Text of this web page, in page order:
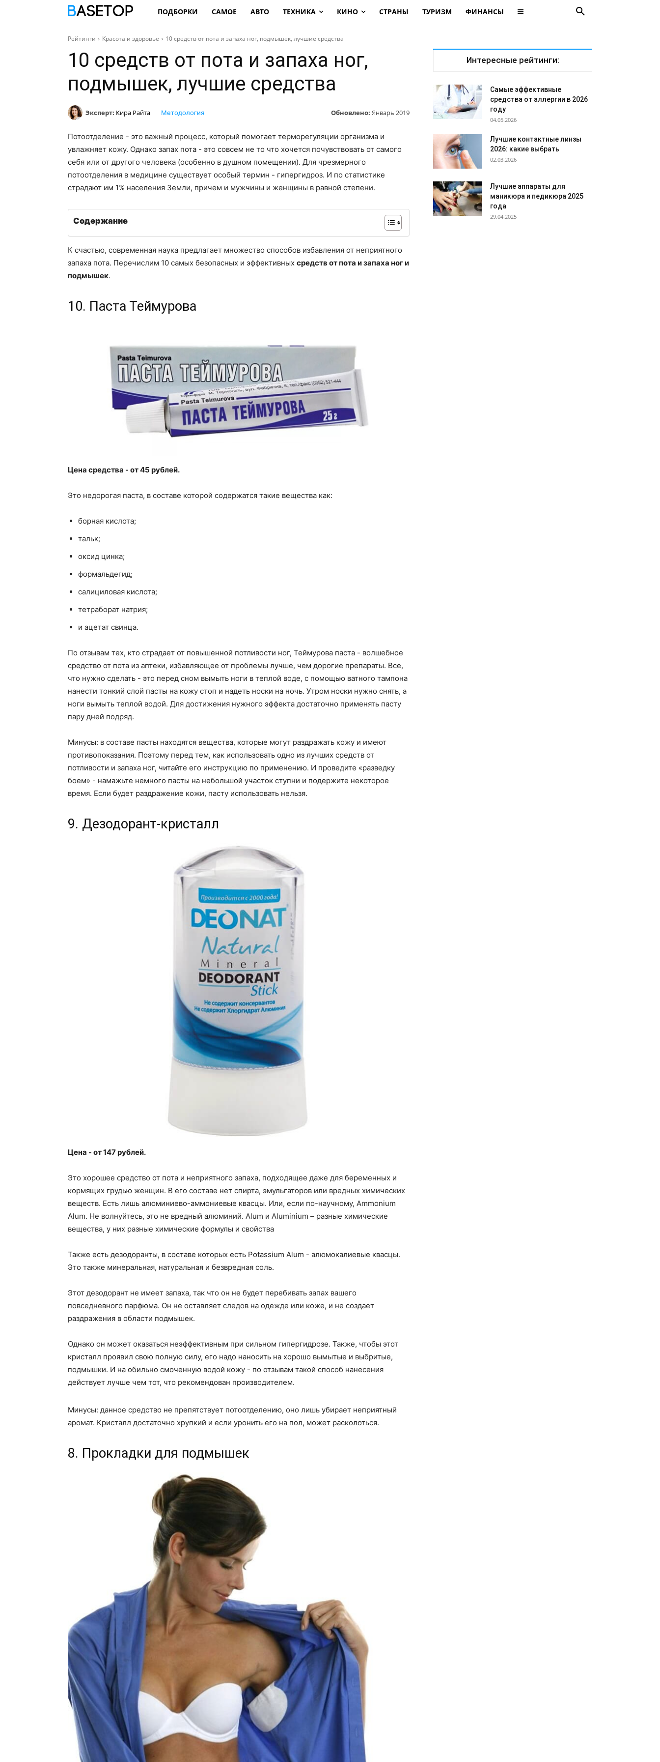
ПОДБОРКИ САМОЕ АВТО ТЕХНИКА КИНО СТРАНЫ ТУРИЗМ ФИНАНСЫ
Рейтинги Красота и здоровье 10 средств от пота и запаха ног, подмышек, лучшие средства
10 средств от пота и запаха ног,
подмышек, лучшие средства
Эксперт: Кира Райта Обновлено: Январь 2019
Методология
Потоотделение - это важный процесс, который помогает терморегуляции организма и
увлажняет кожу. Однако запах пота - это совсем не то что хочется почувствовать от самого
себя или от другого человека (особенно в душном помещении). Для чрезмерного
потоотделения в медицине существует особый термин - гипергидроз. И по статистике
страдают им 1% населения Земли, причем и мужчины и женщины в равной степени.
Содержание
К счастью, современная наука предлагает множество способов избавления от неприятного
запаха пота. Перечислим 10 самых безопасных и эффективных средств от пота и запаха ног и
подмышек.
10. Паста Теймурова
Цена средства - от 45 рублей.
Это недорогая паста, в составе которой содержатся такие вещества как:
борная кислота;
тальк;
оксид цинка;
формальдегид;
салициловая кислота;
тетраборат натрия;
и ацетат свинца.
По отзывам тех, кто страдает от повышенной потливости ног, Теймурова паста - волшебное
средство от пота из аптеки, избавляющее от проблемы лучше, чем дорогие препараты. Все,
что нужно сделать - это перед сном вымыть ноги в теплой воде, с помощью ватного тампона
нанести тонкий слой пасты на кожу стоп и надеть носки на ночь. Утром носки нужно снять, а
ноги вымыть теплой водой. Для достижения нужного эффекта достаточно применять пасту
пару дней подряд.
Минусы: в составе пасты находятся вещества, которые могут раздражать кожу и имеют
противопоказания. Поэтому перед тем, как использовать одно из лучших средств от
потливости и запаха ног, читайте его инструкцию по применению. И проведите «разведку
боем» - намажьте немного пасты на небольшой участок ступни и подержите некоторое
время. Если будет раздражение кожи, пасту использовать нельзя.
9. Дезодорант-кристалл
Цена - от 147 рублей.
Это хорошее средство от пота и неприятного запаха, подходящее даже для беременных и
кормящих грудью женщин. В его составе нет спирта, эмульгаторов или вредных химических
веществ. Есть лишь алюминиево-аммониевые квасцы. Или, если по-научному, Ammonium
Alum. Не волнуйтесь, это не вредный алюминий. Alum и Aluminium – разные химические
вещества, у них разные химические формулы и свойства
Также есть дезодоранты, в составе которых есть Potassium Alum - алюмокалиевые квасцы.
Это также минеральная, натуральная и безвредная соль.
Этот дезодорант не имеет запаха, так что он не будет перебивать запах вашего
повседневного парфюма. Он не оставляет следов на одежде или коже, и не создает
раздражения в области подмышек.
Однако он может оказаться неэффективным при сильном гипергидрозе. Также, чтобы этот
кристалл проявил свою полную силу, его надо наносить на хорошо вымытые и выбритые,
подмышки. И на обильно смоченную водой кожу - по отзывам такой способ нанесения
действует лучше чем тот, что рекомендован производителем.
Минусы: данное средство не препятствует потоотделению, оно лишь убирает неприятный
аромат. Кристалл достаточно хрупкий и если уронить его на пол, может расколоться.
8. Прокладки для подмышек
Интересные рейтинги:
Самые эффективные
средства от аллергии в 2026
году
04.05.2026
Лучшие контактные линзы
2026: какие выбрать
02.03.2026
Лучшие аппараты для
маникюра и педикюра 2025
года
29.04.2025